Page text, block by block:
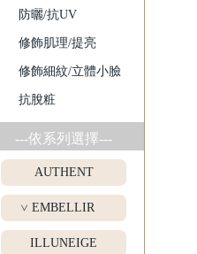
防曬/抗UV
修飾肌理/提亮
修飾細紋/立體小臉
抗脫粧
---依系列選擇---
AUTHENT
> EMBELLIR
ILLUNEIGE